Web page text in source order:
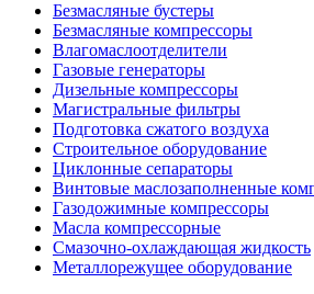
Безмасляные бустеры
Безмасляные компрессоры
Влагомаслоотделители
Газовые генераторы
Дизельные компрессоры
Магистральные фильтры
Подготовка сжатого воздуха
Строительное оборудование
Циклонные сепараторы
Винтовые маслозаполненные
Газодожимные компрессоры
Масла компрессорные
Смазочно-охлаждающая жидкость
Металлорежущее оборудование